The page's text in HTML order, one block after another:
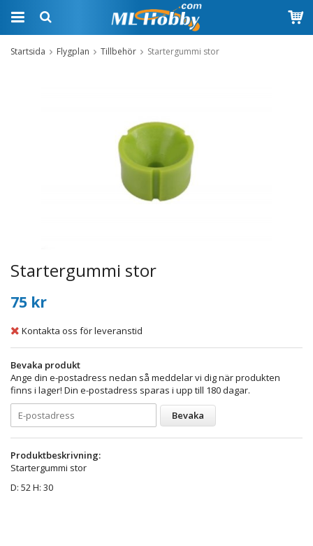
Startsida Flygplan Tillbehör Startergummi stor
Startergummi stor
75 kr
Kontakta oss för leveranstid
Bevaka produkt
Ange din e-postadress nedan så meddelar vi dig när produkten
finns i lager! Din e-postadress sparas i upp till 180 dagar.
Bevaka
Produktbeskrivning:
Startergummi stor
D: 52 H: 30